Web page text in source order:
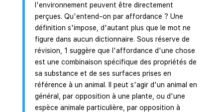
l'environnement peuvent être directement
perçues. Qu'entend-on par affordance ? Une
définition s'impose, d'autant plus que le mot ne
figure dans aucun dictionnaire. Sous réserve de
révision, 1 suggère que l'affordance d'une chose
est une combinaison spécifique des propriétés de
sa substance et de ses surfaces prises en
référence à un animal. Il peut s'agir d'un animal en
général, par opposition à une plante, ou d'une
espèce animale particulière, par opposition à